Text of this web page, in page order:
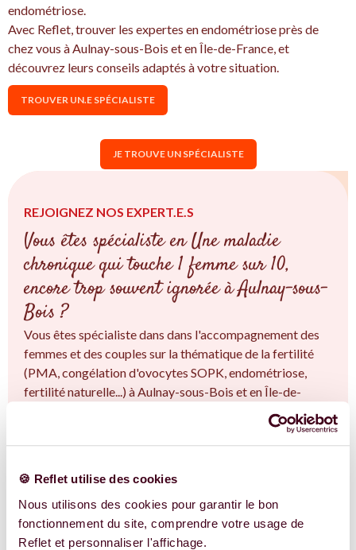
🍪 Reflet utilise des cookies
Nous utilisons des cookies pour garantir le bon
fonctionnement du site, comprendre votre usage de
Reflet et personnaliser l'affichage.
endométriose.
Avec Reflet, trouver les expertes en endométriose près de
chez vous à Aulnay-sous-Bois et en Île-de-France, et
découvrez leurs conseils adaptés à votre situation.
TROUVER UN.E SPÉCIALISTE
JE TROUVE UN SPÉCIALISTE
REJOIGNEZ NOS EXPERT.E.S
Vous êtes spécialiste en Une maladie
chronique qui touche 1 femme sur 10,
encore trop souvent ignorée à Aulnay-sous-
Bois ?
Vous êtes spécialiste dans dans l'accompagnement des
femmes et des couples sur la thématique de la fertilité
(PMA, congélation d'ovocytes SOPK, endométriose,
fertilité naturelle...) à Aulnay-sous-Bois et en Île-de-
France. Vous êtes convaincu.e qu'une approche